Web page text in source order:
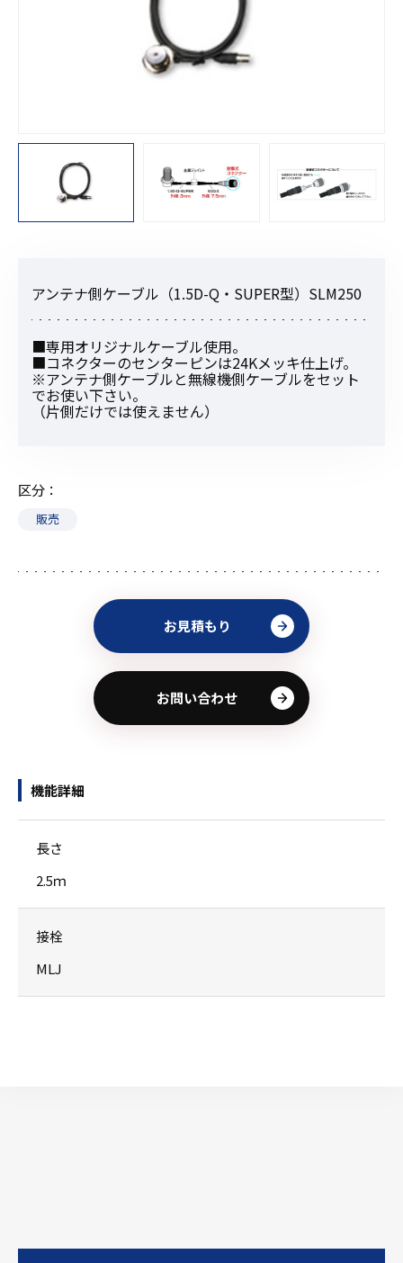
アンテナ側ケーブル（1.5D-Q・SUPER型）SLM250
■専用オリジナルケーブル使用。
■コネクターのセンターピンは24Kメッキ仕上げ。
※アンテナ側ケーブルと無線機側ケーブルをセット
でお使い下さい。
（片側だけでは使えません）
区分
販売
お見積もり
お問い合わせ
機能詳細
長さ
2.5ｍ
接栓
MLJ